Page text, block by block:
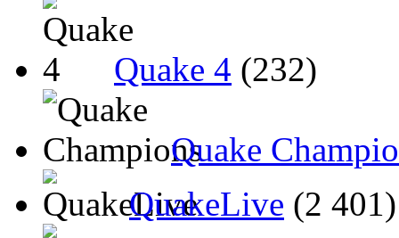
Quake 4 (232)
Quake
QuakeLive (2 401)